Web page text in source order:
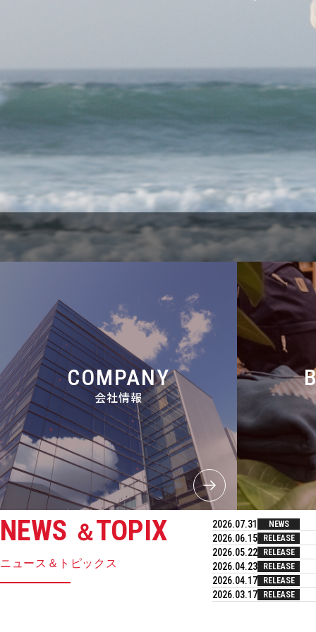
COMPANY
会社情報
NEWS ＆TOPIX
ニュース＆トピックス
2026.07.31 NEWS
2026.06.15 RELEASE
2026.05.22 RELEASE
2026.04.23 RELEASE
2026.04.17 RELEASE
2026.03.17 RELEASE